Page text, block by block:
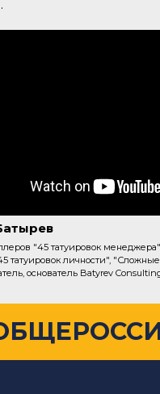
"45 татуировок
татуировок личности",
основатель Batyrev